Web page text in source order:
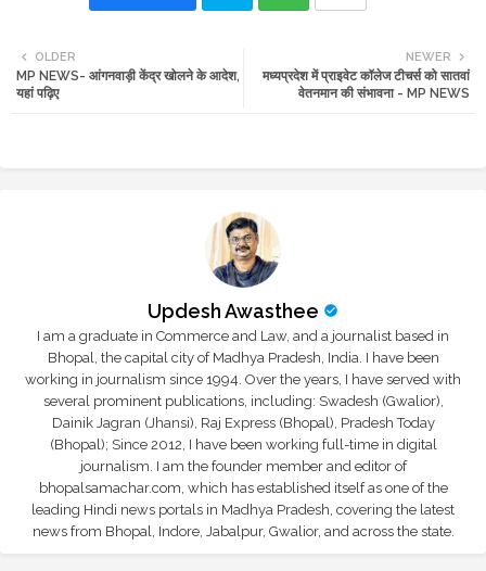
tte ats
NEWER
मध्यप्रदेश में प्राइवेट कॉलेज टीचर्स को सातवां
वेतनमान की संभावना - MP NEWS
OLDER
MP NEWS- आंगनवाड़ी केंद्र खोलने के आदेश,
यहां पढ़िए
Updesh Awasthee
I am a graduate in Commerce and Law, and a journalist based in
Bhopal, the capital city of Madhya Pradesh, India. I have been
working in journalism since 1994. Over the years, I have served with
several prominent publications, including: Swadesh (Gwalior),
Dainik Jagran (Jhansi), Raj Express (Bhopal), Pradesh Today
(Bhopal); Since 2012, I have been working full-time in digital
journalism. I am the founder member and editor of
bhopalsamachar.com, which has established itself as one of the
leading Hindi news portals in Madhya Pradesh, covering the latest
news from Bhopal, Indore, Jabalpur, Gwalior, and across the state.